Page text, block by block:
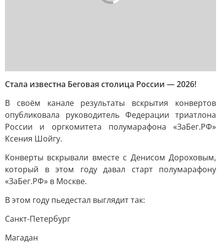
Стала известна Беговая столица России — 2026!
В своём канале результаты вскрытия конвертов
опубликовала руководитель Федерации триатлона
России и оргкомитета полумарафона «ЗаБег.РФ»
Ксения Шойгу.
Конверты вскрывали вместе с Денисом Дороховым,
который в этом году давал старт полумарафону
«ЗаБег.РФ» в Москве.
В этом году пьедестал выглядит так:
Санкт-Петербург
Магадан